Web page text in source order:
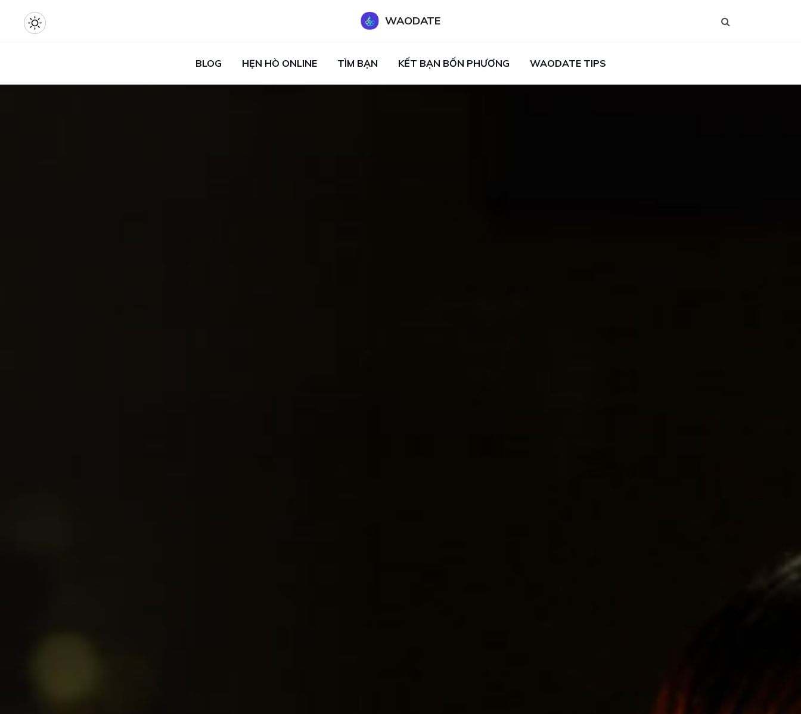
WAODATE
BLOG HẸN HÒ ONLINE TÌM BẠN KẾT BẠN BỐN PHƯƠNG WAODATE TIPS